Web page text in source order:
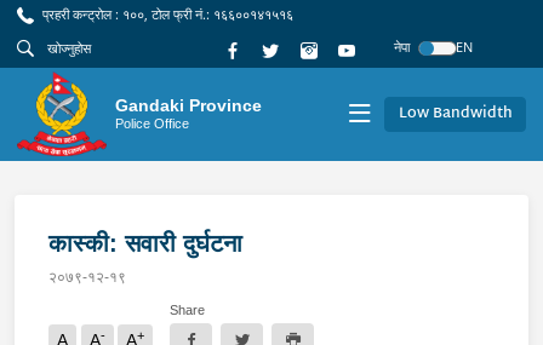
प्रहरी कन्ट्रोल : १००, टोल फ्री नं.: १६६००१४१५१६
नेपा
EN
Gandaki Province
Police Office Low Bandwidth
कास्की: सवारी दुर्घटना
२०७९-१२-१९
A A- A+
Share